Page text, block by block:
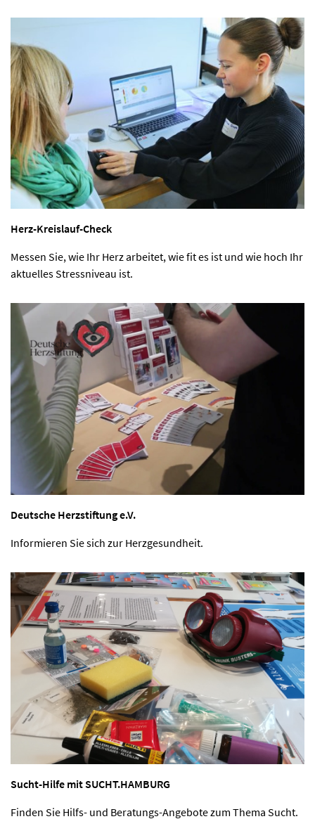
Herz-Kreislauf-Check
Messen Sie, wie Ihr Herz arbeitet, wie fit es ist und wie hoch Ihr
aktuelles Stressniveau ist.
Deutsche Herzstiftung e.V.
Informieren Sie sich zur Herzgesundheit.
Sucht-Hilfe mit SUCHT.HAMBURG
Finden Sie Hilfs- und Beratungs-Angebote zum Thema Sucht.